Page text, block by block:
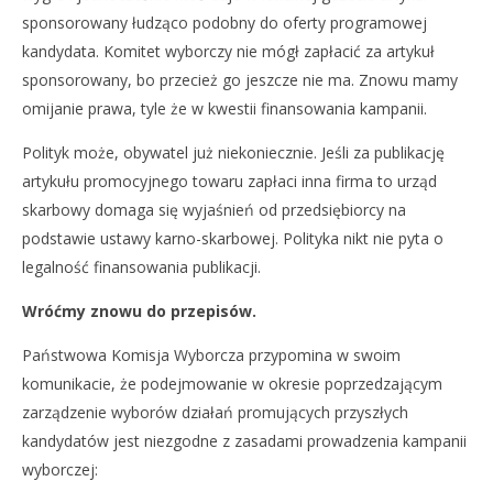
sponsorowany łudząco podobny do oferty programowej
kandydata. Komitet wyborczy nie mógł zapłacić za artykuł
sponsorowany, bo przecież go jeszcze nie ma. Znowu mamy
omijanie prawa, tyle że w kwestii finansowania kampanii.
Polityk może, obywatel już niekoniecznie. Jeśli za publikację
artykułu promocyjnego towaru zapłaci inna firma to urząd
skarbowy domaga się wyjaśnień od przedsiębiorcy na
podstawie ustawy karno-skarbowej. Polityka nikt nie pyta o
legalność finansowania publikacji.
Wróćmy znowu do przepisów.
Państwowa Komisja Wyborcza przypomina w swoim
komunikacie, że podejmowanie w okresie poprzedzającym
zarządzenie wyborów działań promujących przyszłych
kandydatów jest niezgodne z zasadami prowadzenia kampanii
wyborczej: